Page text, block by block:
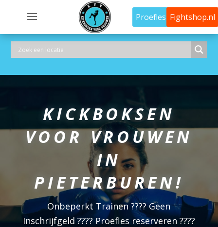
Proefles Fightshop.nl
KICKBOKSEN
VOOR VROUWEN
IN
PIETERBUREN!
Onbeperkt Trainen ???? Geen
Inschrijfgeld ???? Proefles reserveren ????